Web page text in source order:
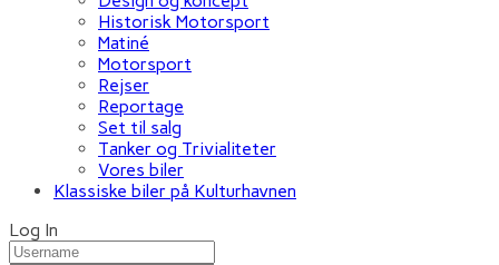
Historisk Motorsport
Matiné
Motorsport
Rejser
Reportage
Set til salg
Tanker og Trivialiteter
Vores biler
Klassiske biler på Kulturhavnen
Log In